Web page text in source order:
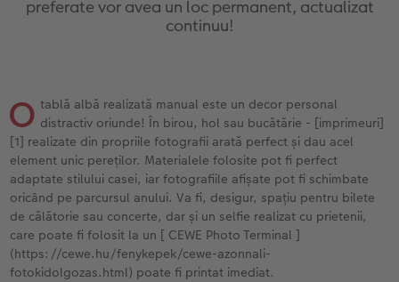
Exemplele clienților
CEWE FOTOCARTE Art Collection
Accesorii
Nature Prints
Art Prints
Fotografii standard
Cutii cu fotografii
Set fotografii
Fotografie Aludibond
Panou de întâmpinare nuntă
Baghete pentru poster
Hexxas
Fotografie pe lemn
Felicitări
Cutii de cadou
Textile
Art Prints
Calendare foto
Povești CEWE
Interviuri
Călătorie
Nuntă
Absolvire
preferate vor avea un loc permanent, actualizat
continuu!
O tablă albă realizată manual este un decor personal
distractiv oriunde! În birou, hol sau bucătărie - [imprimeuri]
[1] realizate din propriile fotografii arată perfect și dau acel
element unic pereților. Materialele folosite pot fi perfect
adaptate stilului casei, iar fotografiile afișate pot fi schimbate
oricând pe parcursul anului. Va fi, desigur, spațiu pentru bilete
de călătorie sau concerte, dar și un selfie realizat cu prietenii,
care poate fi folosit la un [ CEWE Photo Terminal ]
(https://cewe.hu/fenykepek/cewe-azonnali-
fotokidolgozas.html) poate fi printat imediat.